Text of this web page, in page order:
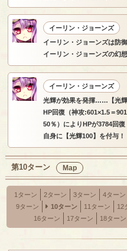
イーリン・ジョーンズ
イーリン・ジョーンズは防
イーリン・ジョーンズの幻
イーリン・ジョーンズ
光輝が効果を発揮……【光輝
HP回復（神攻:601×1.5＝
50％）によりHPが3784回復
自身に【光輝100】を付与！
第10ターン Map
1ターン 2ターン 3ターン 4ターン
9ターン
10ターン 11ターン 12
16ターン
17ターン 18ターン